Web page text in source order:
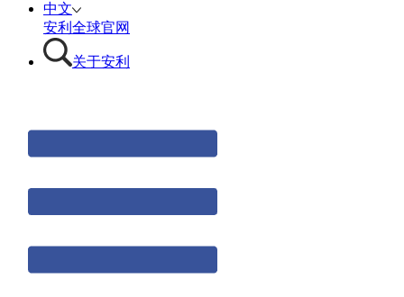
中文
安利全球官网
关于安利